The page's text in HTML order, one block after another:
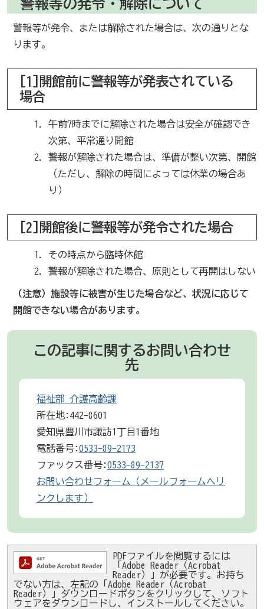
警報等の発令・解除について
警報等が発令、または解除された場合は、次の通りとな
ります。
[1]開館前に警報等が発表されている
場合
午前7時までに解除された場合は安全が確認でき
次第、平常通り開館
警報が解除された場合は、準備が整い次第、開館
（ただし、解除の時間によっては休業の場合あ
り）
[2]開館後に警報等が発令された場合
その時点から臨時休館
警報が解除された場合、原則として再開はしない
（注意）施設等に被害が生じた場合など、状況に応じて
開館できない場合があります。
この記事に関するお問い合わせ
先
福祉部 介護高齢課
所在地:442-8601
愛知県豊川市諏訪1丁目1番地
電話番号:0533-89-2173
ファックス番号:0533-89-2137
お問い合わせフォーム（メールフォームへリ
ンクします）
PDFファイルを閲覧するには
「Adobe Reader（Acrobat
Reader）」が必要です。お持ち
でない方は、左記の「Adobe Reader（Acrobat
Reader）」ダウンロードボタンをクリックして、ソフト
ウェアをダウンロードし、インストールしてください。